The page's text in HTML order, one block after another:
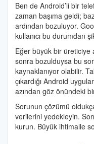
Özdemir
Ben de Android’li bir
zaman başıma geldi;
ardından bozuluyor.
kullanıcı bu durumdan
Eğer büyük bir üreticiye
sonra bozulduysa bu
kaynaklanıyor olabilir.
çıkardığı Android
azından göz önündeki
Sorunun çözümü
verilerini yedekleyin.
kurun. Büyük ihtimalle